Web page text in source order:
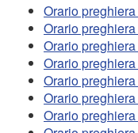
Orario
Orario
Orario
Orario
Orario
Orario
Orario